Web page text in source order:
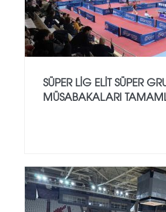
SÜPER LIG ELIT SÜPER
MÜSABAKALARI